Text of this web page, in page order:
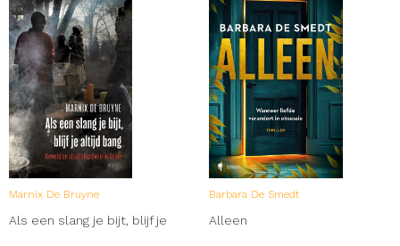
Marnix De Bruyne
Als een slang je bijt, blijf je
Barbara De Smedt
Alleen